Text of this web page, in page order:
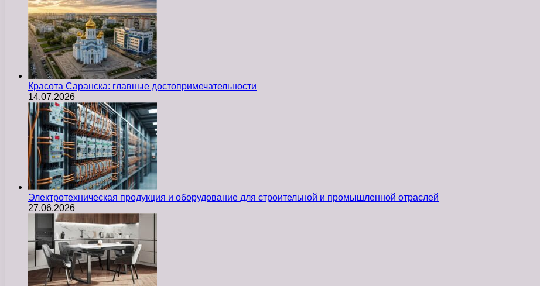
Красота Саранска: главные достопримечательности
14.07.2026
Электротехническая продукция и оборудование для строительной и промышленной отраслей
27.06.2026